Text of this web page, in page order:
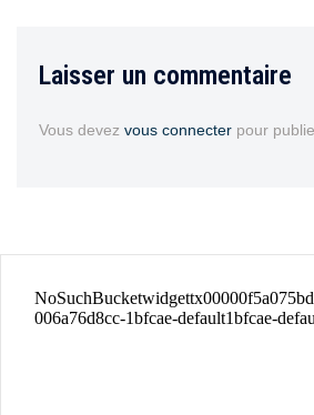
Laisser un commentaire
Vous devez vous connecter pour